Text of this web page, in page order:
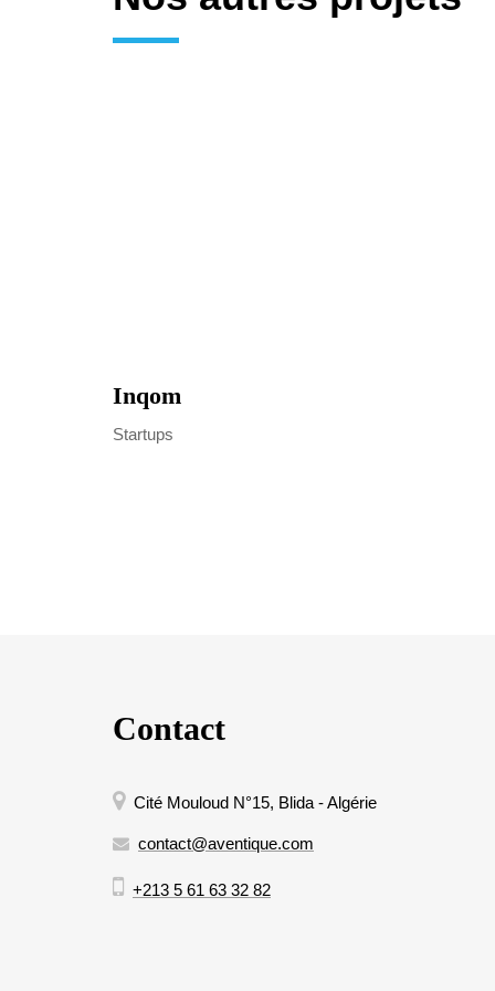
Inqom
Startups
Contact
Cité Mouloud N°15, Blida - Algérie
contact@aventique.com
+213 5 61 63 32 82